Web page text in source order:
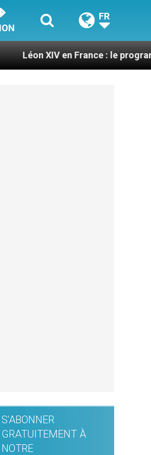
FR
France : le programme détaillé
S'ABONNER
GRATUITEMENT À
NOTRE